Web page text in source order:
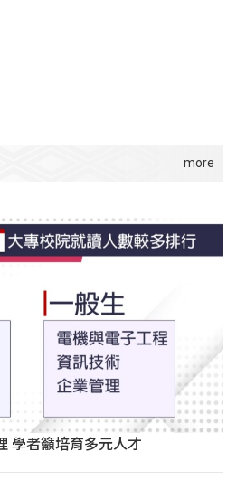
學者籲培育多元人才